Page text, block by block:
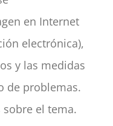
en Internet
electrónica),
y las medidas
de problemas.
sobre el tema.